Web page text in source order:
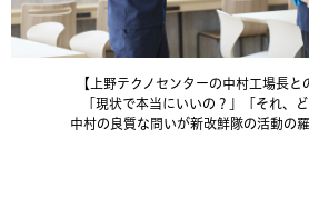
【上野テクノセンターの中村工場長と
「現状で本当にいいの？」「それ、
中村の良質な問いが新改鮮隊の活動の